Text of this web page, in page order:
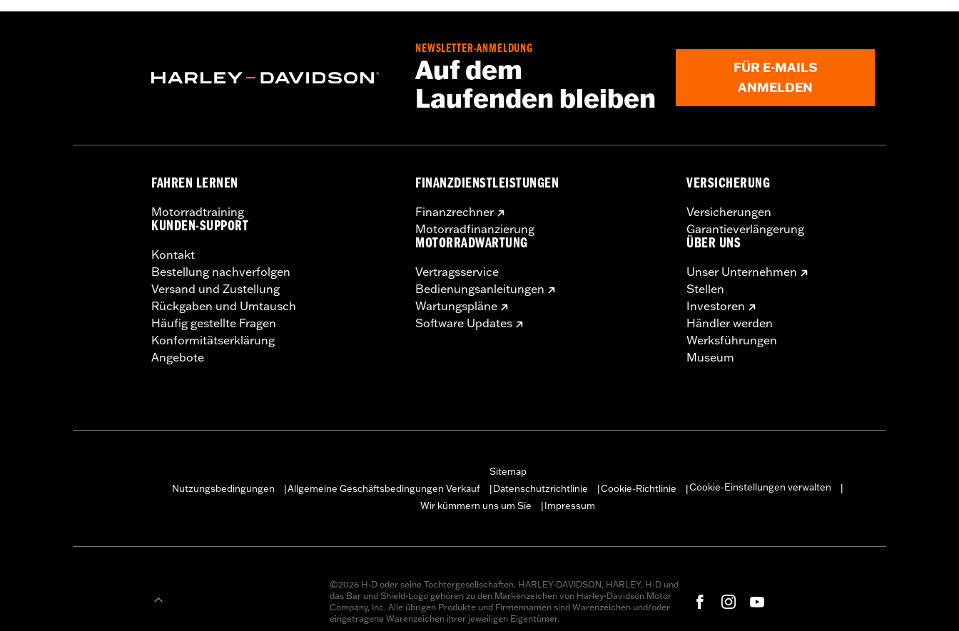
Maßeinheit Felgendimension:Zoll
Bremsscheiben-Befestigungsteilen. Weitere Einzelheiten siehe Montageanleitung. Der Einbau erfordert möglicherweise
einen modellspezifischen Reifen in der Radgröße.
NEWSLETTER-ANMELDUNG
Auf dem
Laufenden bleiben
FÜR E-MAILS
ANMELDEN
FAHREN LERNEN
Motorradtraining
KUNDEN-SUPPORT
Kontakt
Bestellung nachverfolgen
Versand und Zustellung
Rückgaben und Umtausch
Häufig gestellte Fragen
Konformitätserklärung
Angebote
FINANZDIENSTLEISTUNGEN
Finanzrechner
Motorradfinanzierung
MOTORRADWARTUNG
Vertragsservice
Bedienungsanleitungen
Wartungspläne
Software Updates
VERSICHERUNG
Versicherungen
Garantieverlängerung
ÜBER UNS
Unser Unternehmen
Stellen
Investoren
Händler werden
Werksführungen
Museum
Sitemap
Nutzungsbedingungen
Allgemeine Geschäftsbedingungen Verkauf Datenschutzrichtlinie Cookie-Richtlinie Cookie-Einstellungen verwalten
Wir kümmern uns um Sie
Impressum
©2026 H-D oder seine Tochtergesellschaften. HARLEY-DAVIDSON, HARLEY, H-D und
das Bar und Shield-Logo gehören zu den Markenzeichen von Harley-Davidson Motor
Company, Inc. Alle übrigen Produkte und Firmennamen sind Warenzeichen und/oder
eingetragene Warenzeichen ihrer jeweiligen Eigentümer.